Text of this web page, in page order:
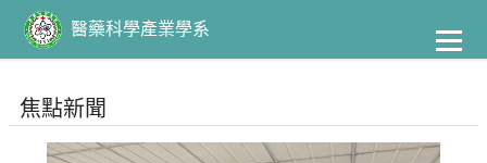
主
要
容
醫藥科學產業學系
焦點新聞